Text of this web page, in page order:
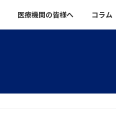
医療機関の皆様へ コラム